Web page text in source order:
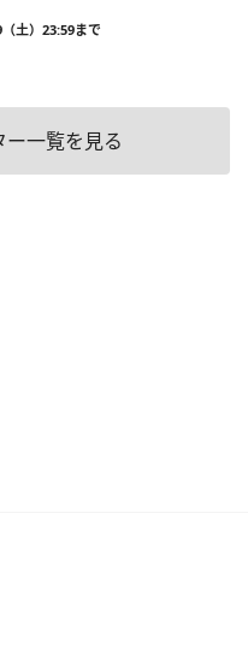
土）23:59まで
一覧を見る